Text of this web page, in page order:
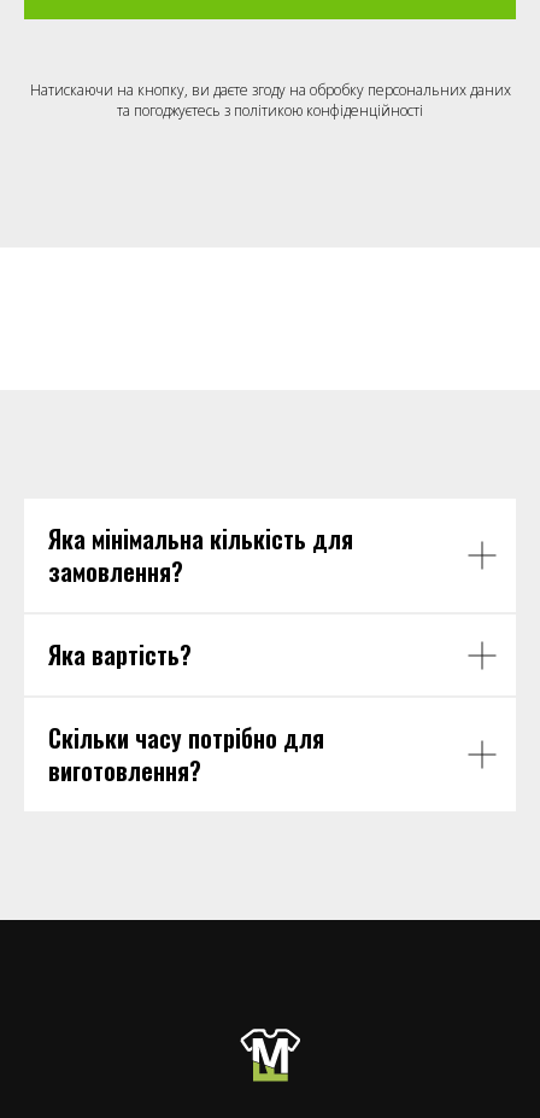
Натискаючи на кнопку, ви даєте згоду на обробку персональних даних
та погоджуєтесь з політикою конфіденційності
Яка мінімальна кількість для
замовлення?
Яка вартість?
Скільки часу потрібно для
виготовлення?